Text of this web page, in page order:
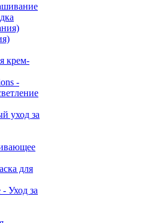
крем-
-
уход за
для
Уход за